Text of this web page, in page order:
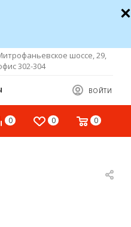
шоссе, 29,
302-304
ВОЙТИ
0 0 0